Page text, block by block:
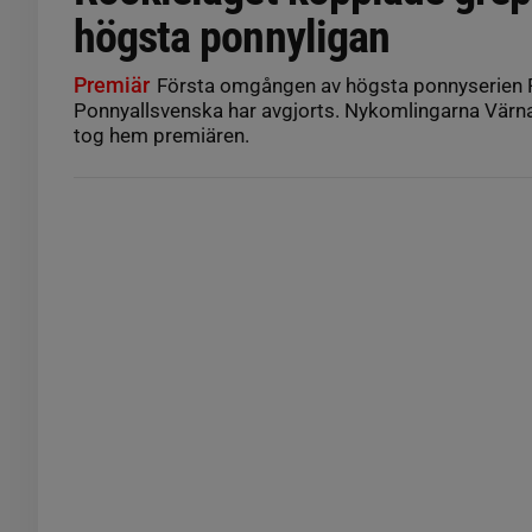
högsta ponnyligan
Premiär Första omgången av högsta ponnyserien
Ponnyallsvenska har avgjorts. Nykomlingarna
tog hem premiären.